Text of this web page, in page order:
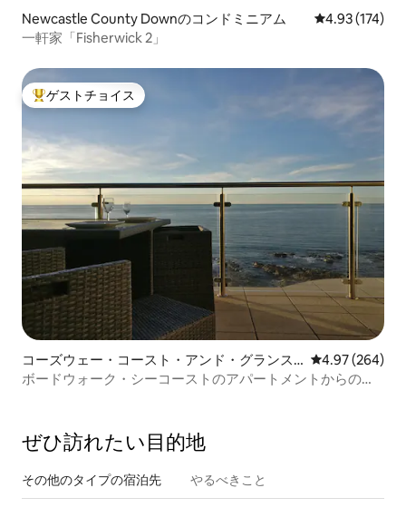
Newcastle County Downのコンドミニアム レビュー174
4.93 (174)
一軒家「Fisherwick 2」
大好評のゲストチョイスです。
ゲストチョイス
コーズウェー・コースト・アンド・グランス
のコンドミニアム
レビュー264
4.97 (264)
ボードウォーク・シーコーストのアパートメントからのパ
ぜひ訪⁠れ⁠た⁠い目⁠的⁠地
その他のタ⁠イ⁠プ⁠の宿⁠泊⁠先 やるべきこと